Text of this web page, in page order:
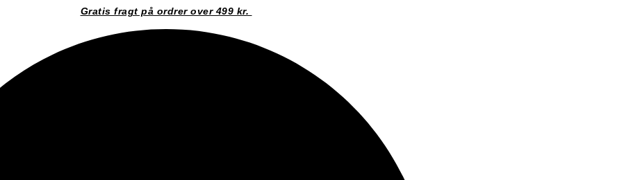
Gratis fragt på ordrer over 499 kr.